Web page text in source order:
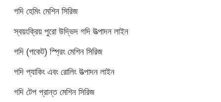
গদি হেমিং মেশিন সিরিজ
স্বয়ংক্রিয় পুরো উদ্ভিদ গদি উত্পাদন লাইন
গদি (পকেট) স্প্রিং মেশিন সিরিজ
গদি প্যাকিং এবং রোলিং উত্পাদন লাইন
গদি টেপ প্রান্ত মেশিন সিরিজ